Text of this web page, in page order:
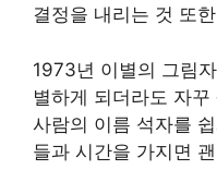
결정을 내리는 것 또
1973년 이별의 그림
별하게 되더라도 자
사람의 이름 석자를
들과 시간을 가지면